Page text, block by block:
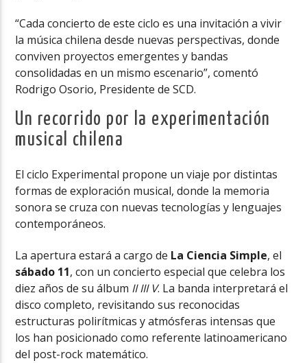
“Cada concierto de este ciclo es una invitación a vivir
la música chilena desde nuevas perspectivas, donde
conviven proyectos emergentes y bandas
consolidadas en un mismo escenario”, comentó
Rodrigo Osorio, Presidente de SCD.
Un recorrido por la experimentación
musical chilena
El ciclo Experimental propone un viaje por distintas
formas de exploración musical, donde la memoria
sonora se cruza con nuevas tecnologías y lenguajes
contemporáneos.
La apertura estará a cargo de La Ciencia Simple, el
sábado 11, con un concierto especial que celebra los
diez años de su álbum II III V. La banda interpretará el
disco completo, revisitando sus reconocidas
estructuras polirítmicas y atmósferas intensas que
los han posicionado como referente latinoamericano
del post-rock matemático.